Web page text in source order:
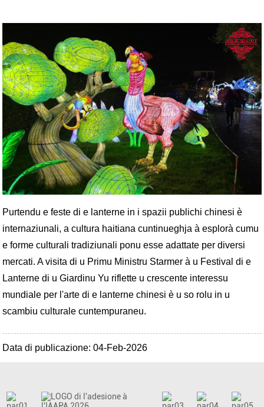
Purtendu e feste di e lanterne in i spazii publichi chinesi è
internaziunali, a cultura haitiana cuntinueghja à esplorà cumu
e forme culturali tradiziunali ponu esse adattate per diversi
mercati. A visita di u Primu Ministru Starmer à u Festival di e
Lanterne di u Giardinu Yu riflette u crescente interessu
mundiale per l'arte di e lanterne chinesi è u so rolu in u
scambiu culturale cuntempuraneu.
Data di publicazione: 04-Feb-2026